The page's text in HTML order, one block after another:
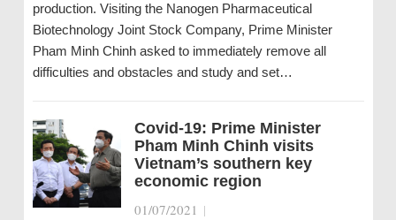
production. Visiting the Nanogen Pharmaceutical
Biotechnology Joint Stock Company, Prime Minister
Pham Minh Chinh asked to immediately remove all
difficulties and obstacles and study and set…
Covid-19: Prime Minister
Pham Minh Chinh visits
Vietnam’s southern key
economic region
01/07/2021 |